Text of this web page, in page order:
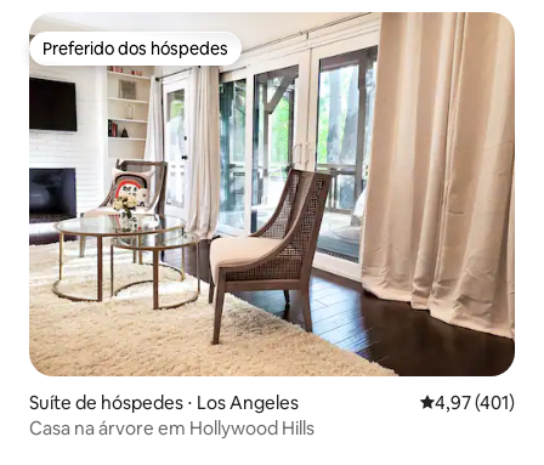
Preferido dos hóspedes
Preferido dos hóspedes
Suíte de hóspedes ⋅ Los Angeles 4,97 de uma
4,97 (401)
Casa na árvore em Hollywood Hills